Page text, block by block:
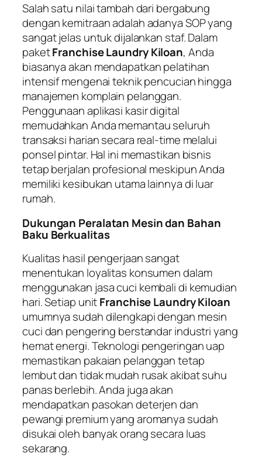
Salah satu nilai tambah dari bergabung
dengan kemitraan adalah adanya SOP yang
sangat jelas untuk dijalankan staf. Dalam
paketFranchise Laundry Kiloan, Anda
biasanya akan mendapatkan pelatihan
intensif mengenai teknik pencucian hingga
manajemen komplain pelanggan.
Penggunaan aplikasi kasir digital
memudahkan Anda memantau seluruh
transaksi harian secara real-time melalui
ponsel pintar. Hal ini memastikan bisnis
tetap berjalan profesional meskipun Anda
memiliki kesibukan utama lainnya di luar
rumah.
Dukungan Peralatan Mesin dan Bahan
Baku Berkualitas
Kualitas hasil pengerjaan sangat
menentukan loyalitas konsumen dalam
menggunakan jasa cuci kembali di kemudian
hari. Setiap unitFranchise Laundry Kiloan
umumnya sudah dilengkapi dengan mesin
cuci dan pengering berstandar industri yang
hemat energi. Teknologi pengeringan uap
memastikan pakaian pelanggan tetap
lembut dan tidak mudah rusak akibat suhu
panas berlebih. Anda juga akan
mendapatkan pasokan deterjen dan
pewangi premium yang aromanya sudah
disukai oleh banyak orang secara luas
sekarang.